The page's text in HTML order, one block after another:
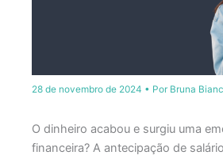
28 de novembro de 2024 • Por Bruna
O dinheiro acabou e surgiu uma
financeira? A antecipação de